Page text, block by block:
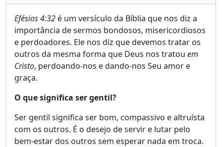
Efésios 4:32 é um versículo da Bíblia que nos diz a
importância de sermos bondosos, misericordiosos
e perdoadores. Ele nos diz que devemos tratar os
outros da mesma forma que Deus nos tratou em
Cristo, perdoando-nos e dando-nos Seu amor e
graça.
O que significa ser gentil?
Ser gentil significa ser bom, compassivo e altruísta
com os outros. É o desejo de servir e lutar pelo
bem-estar dos outros sem esperar nada em troca.